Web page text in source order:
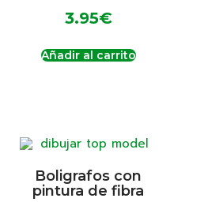
3.95€
Añadir al carrito
Boligrafos con
pintura de fibra